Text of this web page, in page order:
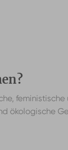
ökologische